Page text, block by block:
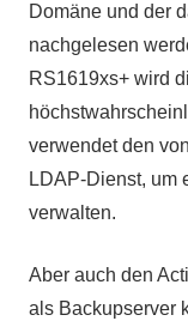
Domäne und der
nachgelesen
RS1619xs+ wird
verwendet den
LDAP-Dienst, um
verwalten.
Aber auch den
als Backupserver